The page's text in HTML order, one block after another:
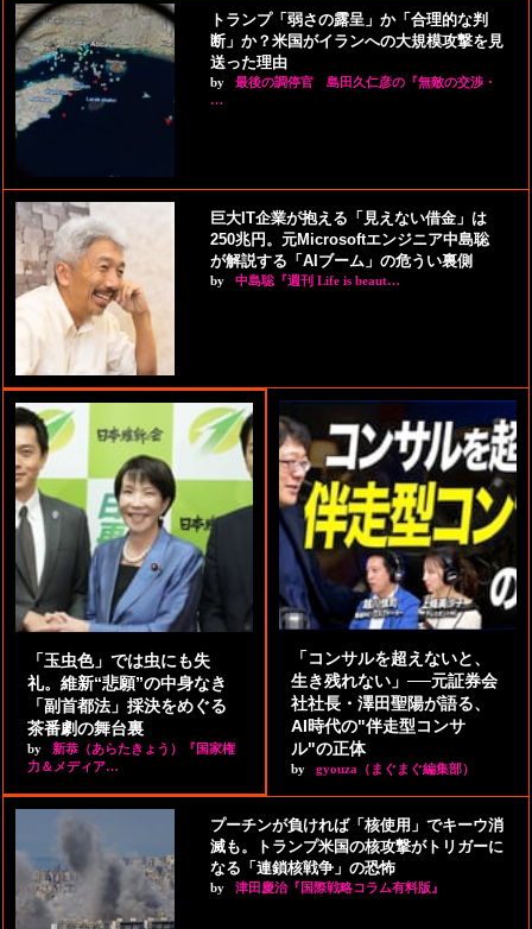
トランプ「弱さの露呈」か「合理的な判
断」か？米国がイランへの大規模攻撃を見
送った理由
by
最後の調停官 島田久仁彦の『無敵の交渉・
…
巨大IT企業が抱える「見えない借金」は
250兆円。元Microsoftエンジニア中島聡
が解説する「AIブーム」の危うい裏側
by 中島聡『週刊 Life is beaut…
「玉虫色」では虫にも失
礼。維新“悲願”の中身なき
「副首都法」採決をめぐる
茶番劇の舞台裏
by
新恭（あらたきょう）『国家権
力＆メディア…
「コンサルを超えないと、
生き残れない」──元証券会
社社長・澤田聖陽が語る、
AI時代の"伴走型コンサ
ル"の正体
by gyouza（まぐまぐ編集部）
プーチンが負ければ「核使用」でキーウ消
滅も。トランプ米国の核攻撃がトリガーに
なる「連鎖核戦争」の恐怖
by 津田慶治『国際戦略コラム有料版』